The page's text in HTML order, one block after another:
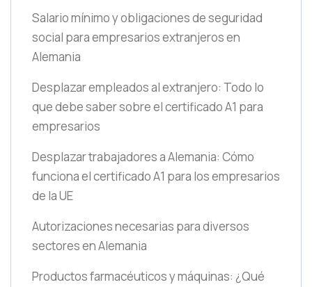
Salario mínimo y obligaciones de seguridad
social para empresarios extranjeros en
Alemania
Desplazar empleados al extranjero: Todo lo
que debe saber sobre el certificado A1 para
empresarios
Desplazar trabajadores a Alemania: Cómo
funciona el certificado A1 para los empresarios
de la UE
Autorizaciones necesarias para diversos
sectores en Alemania
Productos farmacéuticos y máquinas: ¿Qué